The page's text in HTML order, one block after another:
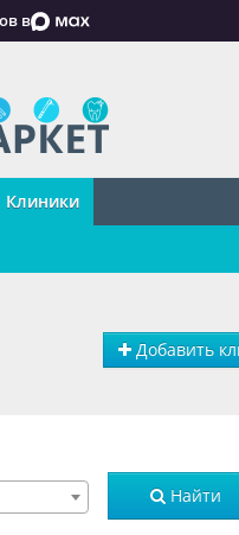
в
Клиники
Добавить
Найти